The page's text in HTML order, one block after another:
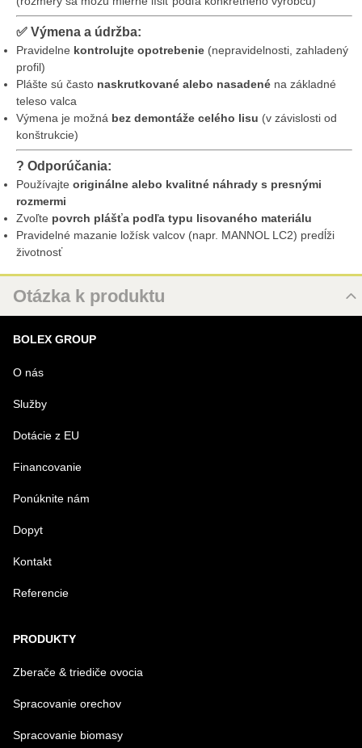
✅ Výmena a údržba:
Pravidelne kontrolujte opotrebenie (nepravidelnosti, zahladený
profil)
Plášte sú často naskrutkované alebo nasadené na základné
teleso valca
Výmena je možná bez demontáže celého lisu (v závislosti od
konštrukcie)
?️ Odporúčania:
Používajte originálne alebo kvalitné náhrady s presnými
rozmermi
Zvoľte povrch plášťa podľa typu lisovaného materiálu
Pravidelné mazanie ložísk valcov (napr. MANNOL LC2) predĺži
životnosť
Otázka k produktu
MENO
VÁŠ E-MAIL
VAŠA OTÁZKA K PRODUKTU
Odoslať
BOLEX GROUP
O nás
Služby
Dotácie z EU
Financovanie
Ponúknite nám
Dopyt
Kontakt
Referencie
PRODUKTY
Zberače & triediče ovocia
Spracovanie orechov
Spracovanie biomasy